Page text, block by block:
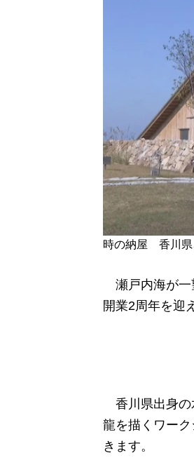
時の納屋 香川県
瀬戸内海が一
開業2周年を迎
香川県出身の
龍を描くワー
きます。